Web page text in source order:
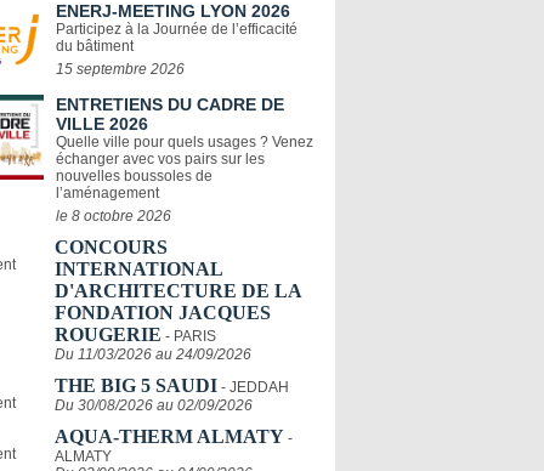
ENERJ-MEETING LYON 2026
Participez à la Journée de l’efficacité
du bâtiment
15 septembre 2026
ENTRETIENS DU CADRE DE
VILLE 2026
Quelle ville pour quels usages ? Venez
échanger avec vos pairs sur les
nouvelles boussoles de
l’aménagement
le 8 octobre 2026
CONCOURS
INTERNATIONAL
D'ARCHITECTURE DE LA
FONDATION JACQUES
ROUGERIE - PARIS
Du 11/03/2026 au 24/09/2026
THE BIG 5 SAUDI - JEDDAH
Du 30/08/2026 au 02/09/2026
AQUA-THERM ALMATY -
ALMATY